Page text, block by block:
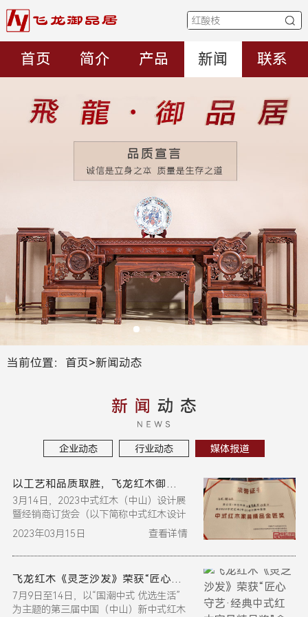
首页 简介 产品 新闻 联系
当前位置： 首页>新闻动态
企业动态 行业动态 媒体报道
3月14日，2023中式红木（中山）设计展
暨经销商订货会（以下简称中式红木设计
展）在广东中山“文商旅”红木产业地标
2023年03月15日 查看详情
7月9日至14日，以“国潮中式 优选生活”
为主题的第三届中国（中山）新中式红木